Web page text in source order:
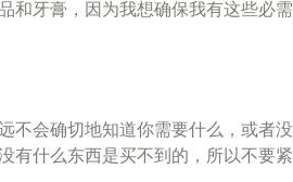
和牙膏，因为我想确保我有这些必需
不会确切地知道你需要什么，或者
有什么东西是买不到的，所以不要紧